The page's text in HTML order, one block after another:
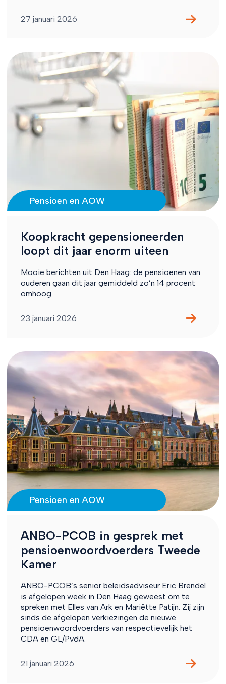
27 januari 2026
Pensioen en AOW
Koopkracht gepensioneerden
loopt dit jaar enorm uiteen
Mooie berichten uit Den Haag: de pensioenen van
ouderen gaan dit jaar gemiddeld zo’n 14 procent
omhoog.
23 januari 2026
Pensioen en AOW
ANBO-PCOB in gesprek met
pensioenwoordvoerders Tweede
Kamer
ANBO-PCOB’s senior beleidsadviseur Eric Brendel
is afgelopen week in Den Haag geweest om te
spreken met Elles van Ark en Mariëtte Patijn. Zij zijn
sinds de afgelopen verkiezingen de nieuwe
pensioenwoordvoerders van respectievelijk het
CDA en GL/PvdA.
21 januari 2026